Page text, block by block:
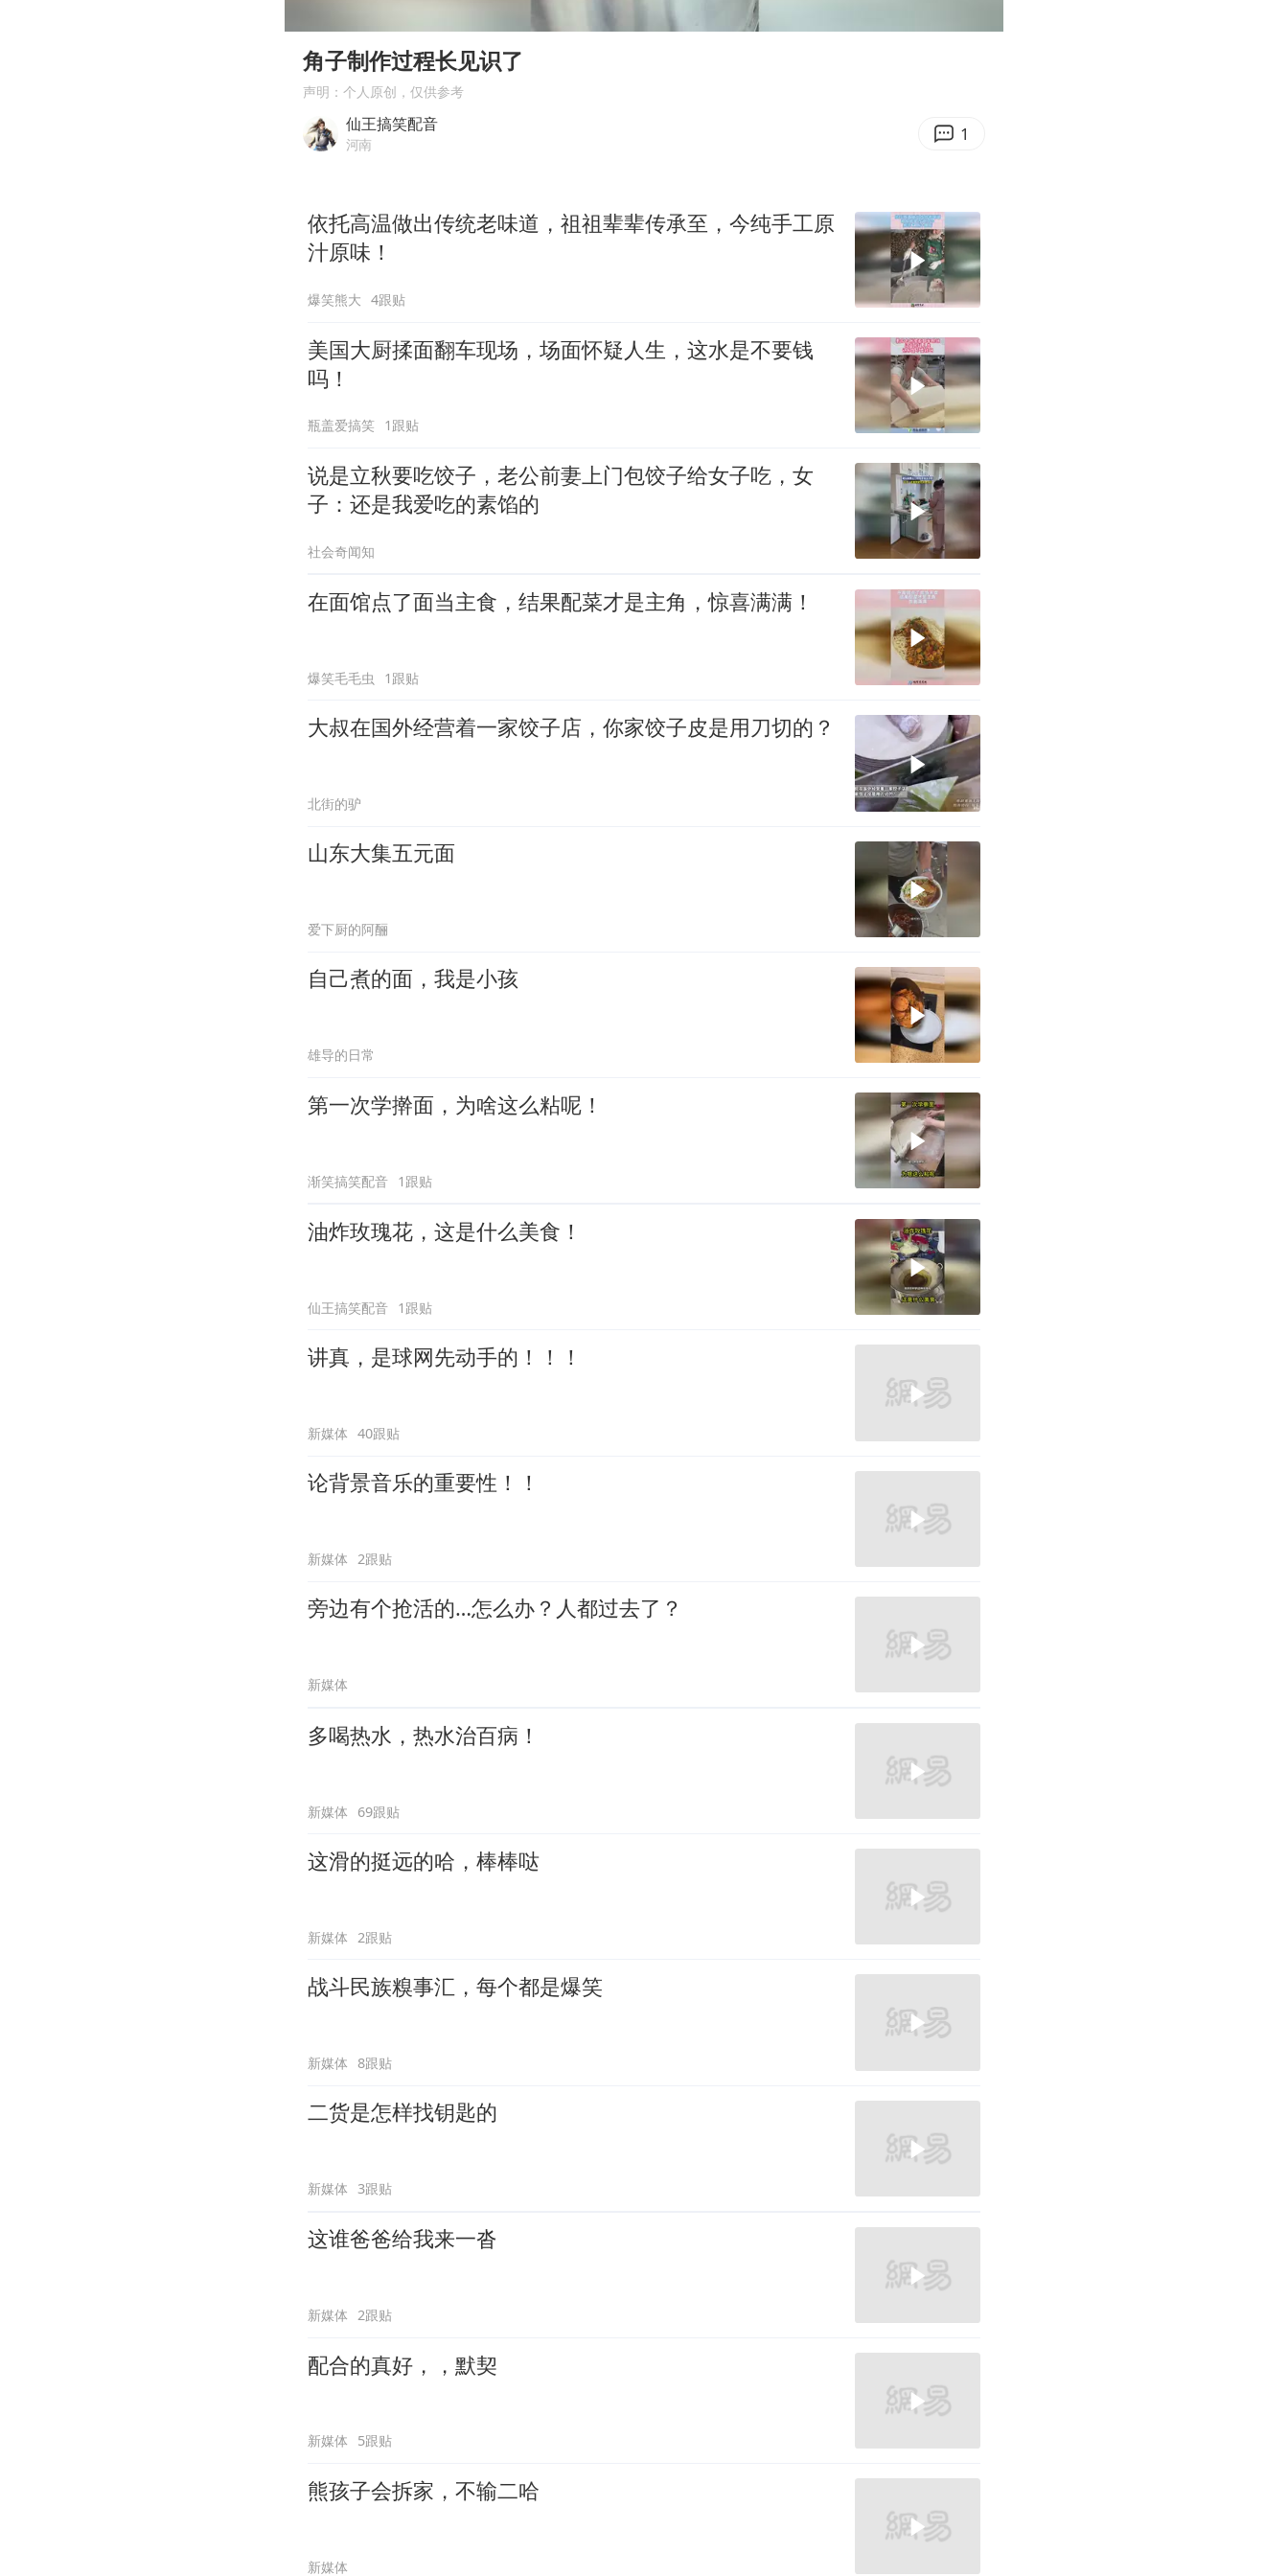
酒店回应车内过夜被收150元
黄金牛市回来了吗
角子制作过程长见识了
声明：个人原创，仅供参考
仙王搞笑配音
河南 1
依托高温做出传统老味道，祖祖辈辈传承至，今纯手工原
汁原味！
爆笑熊大 4跟贴
美国大厨揉面翻车现场，场面怀疑人生，这水是不要钱
吗！
瓶盖爱搞笑 1跟贴
说是立秋要吃饺子，老公前妻上门包饺子给女子吃，女
子：还是我爱吃的素馅的
社会奇闻知
在面馆点了面当主食，结果配菜才是主角，惊喜满满！
爆笑毛毛虫 1跟贴
大叔在国外经营着一家饺子店，你家饺子皮是用刀切的？
北街的驴
山东大集五元面
爱下厨的阿酾
自己煮的面，我是小孩
雄导的日常
第一次学擀面，为啥这么粘呢！
渐笑搞笑配音 1跟贴
油炸玫瑰花，这是什么美食！
仙王搞笑配音 1跟贴
讲真，是球网先动手的！！！
新媒体 40跟贴
论背景音乐的重要性！！
新媒体 2跟贴
旁边有个抢活的…怎么办？人都过去了？
新媒体
多喝热水，热水治百病！
新媒体 69跟贴
这滑的挺远的哈，棒棒哒
新媒体 2跟贴
战斗民族糗事汇，每个都是爆笑
新媒体 8跟贴
二货是怎样找钥匙的
新媒体 3跟贴
这谁爸爸给我来一沓
新媒体 2跟贴
配合的真好，，默契
新媒体 5跟贴
熊孩子会拆家，不输二哈
新媒体